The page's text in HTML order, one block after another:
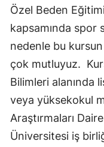
Özel Beden
kapsamında spor
nedenle bu kursun
çok mutluyuz.
Bilimleri alanında
veya yüksekokul
Araştırmaları
Üniversitesi iş